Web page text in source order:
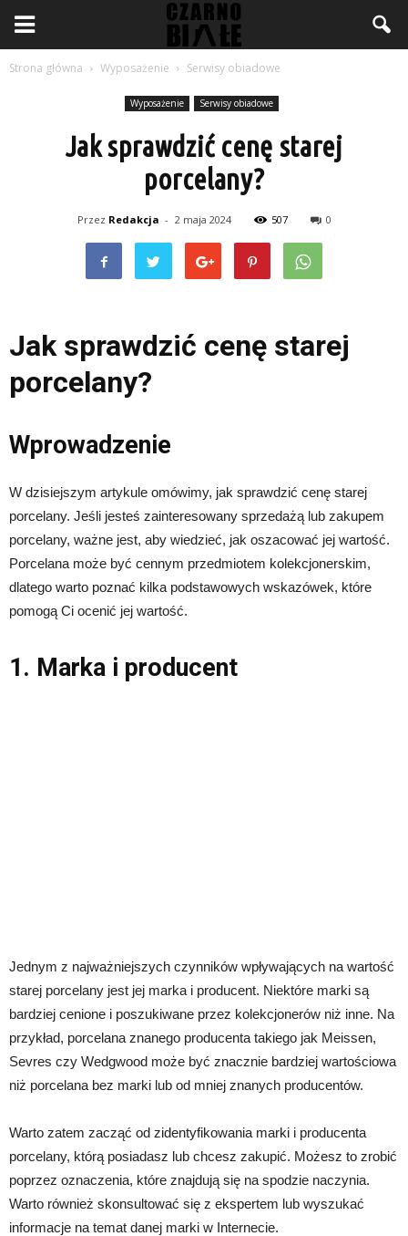
Strona główna Wyposażenie Serwisy obiadowe
Wyposażenie Serwisy obiadowe
Jak sprawdzić cenę starej
porcelany?
Przez Redakcja - 2 maja 2024 507 0
Jak sprawdzić cenę starej
porcelany?
Wprowadzenie
W dzisiejszym artykule omówimy, jak sprawdzić cenę starej
porcelany. Jeśli jesteś zainteresowany sprzedażą lub zakupem
porcelany, ważne jest, aby wiedzieć, jak oszacować jej wartość.
Porcelana może być cennym przedmiotem kolekcjonerskim,
dlatego warto poznać kilka podstawowych wskazówek, które
pomogą Ci ocenić jej wartość.
1. Marka i producent
Jednym z najważniejszych czynników wpływających na wartość
starej porcelany jest jej marka i producent. Niektóre marki są
bardziej cenione i poszukiwane przez kolekcjonerów niż inne. Na
przykład, porcelana znanego producenta takiego jak Meissen,
Sevres czy Wedgwood może być znacznie bardziej wartościowa
niż porcelana bez marki lub od mniej znanych producentów.
Warto zatem zacząć od zidentyfikowania marki i producenta
porcelany, którą posiadasz lub chcesz zakupić. Możesz to zrobić
poprzez oznaczenia, które znajdują się na spodzie naczynia.
Warto również skonsultować się z ekspertem lub wyszukać
informacje na temat danej marki w Internecie.